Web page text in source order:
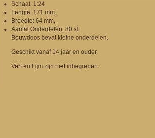
Schaal: 1:24
Lengte: 171 mm.
Breedte: 64 mm.
Aantal Onderdelen: 80 st.
Bouwdoos bevat kleine onderdelen.
Geschikt vanaf 14 jaar en ouder.
Verf en Lijm zijn niet inbegrepen.